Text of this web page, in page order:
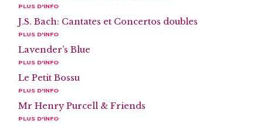
PLUS D'INFO
J.S. Bach: Cantates et Concertos doubles
PLUS D'INFO
Lavender’s Blue
PLUS D'INFO
Le Petit Bossu
PLUS D'INFO
Mr Henry Purcell & Friends
PLUS D'INFO